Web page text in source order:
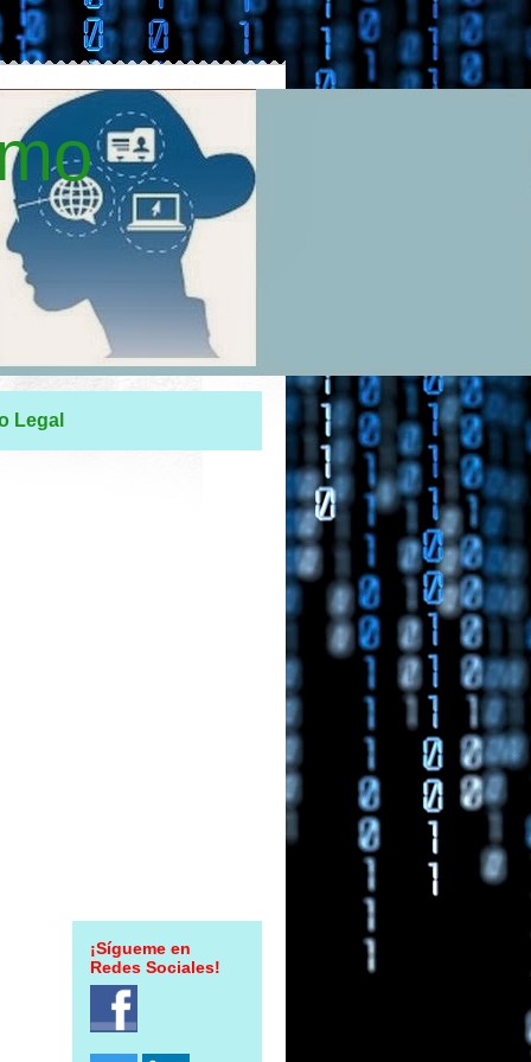
Legal
¡Sígueme en
Redes Sociales!